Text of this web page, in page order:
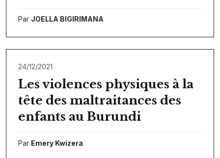
Par JOELLA BIGIRIMANA
24/12/2021
Les violences physiques à la
tête des maltraitances des
enfants au Burundi
Par Emery Kwizera